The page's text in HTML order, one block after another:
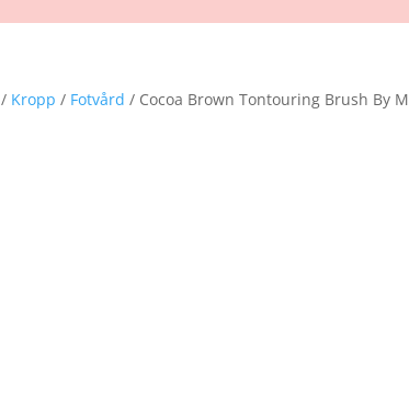
/ Kropp / Fotvård / Cocoa Brown Tontouring Brush By